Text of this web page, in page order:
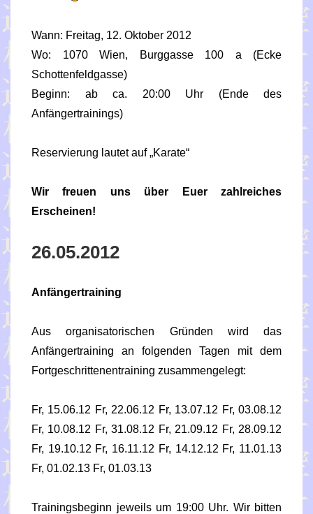
Wann: Freitag, 12. Oktober 2012
Wo: 1070 Wien, Burggasse 100 a (Ecke
Schottenfeldgasse)
Beginn: ab ca. 20:00 Uhr (Ende des
Anfängertrainings)
Reservierung lautet auf „Karate“
Wir freuen uns über Euer zahlreiches
Erscheinen!
26.05.2012
Anfängertraining
Aus organisatorischen Gründen wird das
Anfängertraining an folgenden Tagen mit dem
Fortgeschrittenentraining zusammengelegt:
Fr, 15.06.12 Fr, 22.06.12 Fr, 13.07.12 Fr, 03.08.12
Fr, 10.08.12 Fr, 31.08.12 Fr, 21.09.12 Fr, 28.09.12
Fr, 19.10.12 Fr, 16.11.12 Fr, 14.12.12 Fr, 11.01.13
Fr, 01.02.13 Fr, 01.03.13
Trainingsbeginn jeweils um 19:00 Uhr. Wir bitten